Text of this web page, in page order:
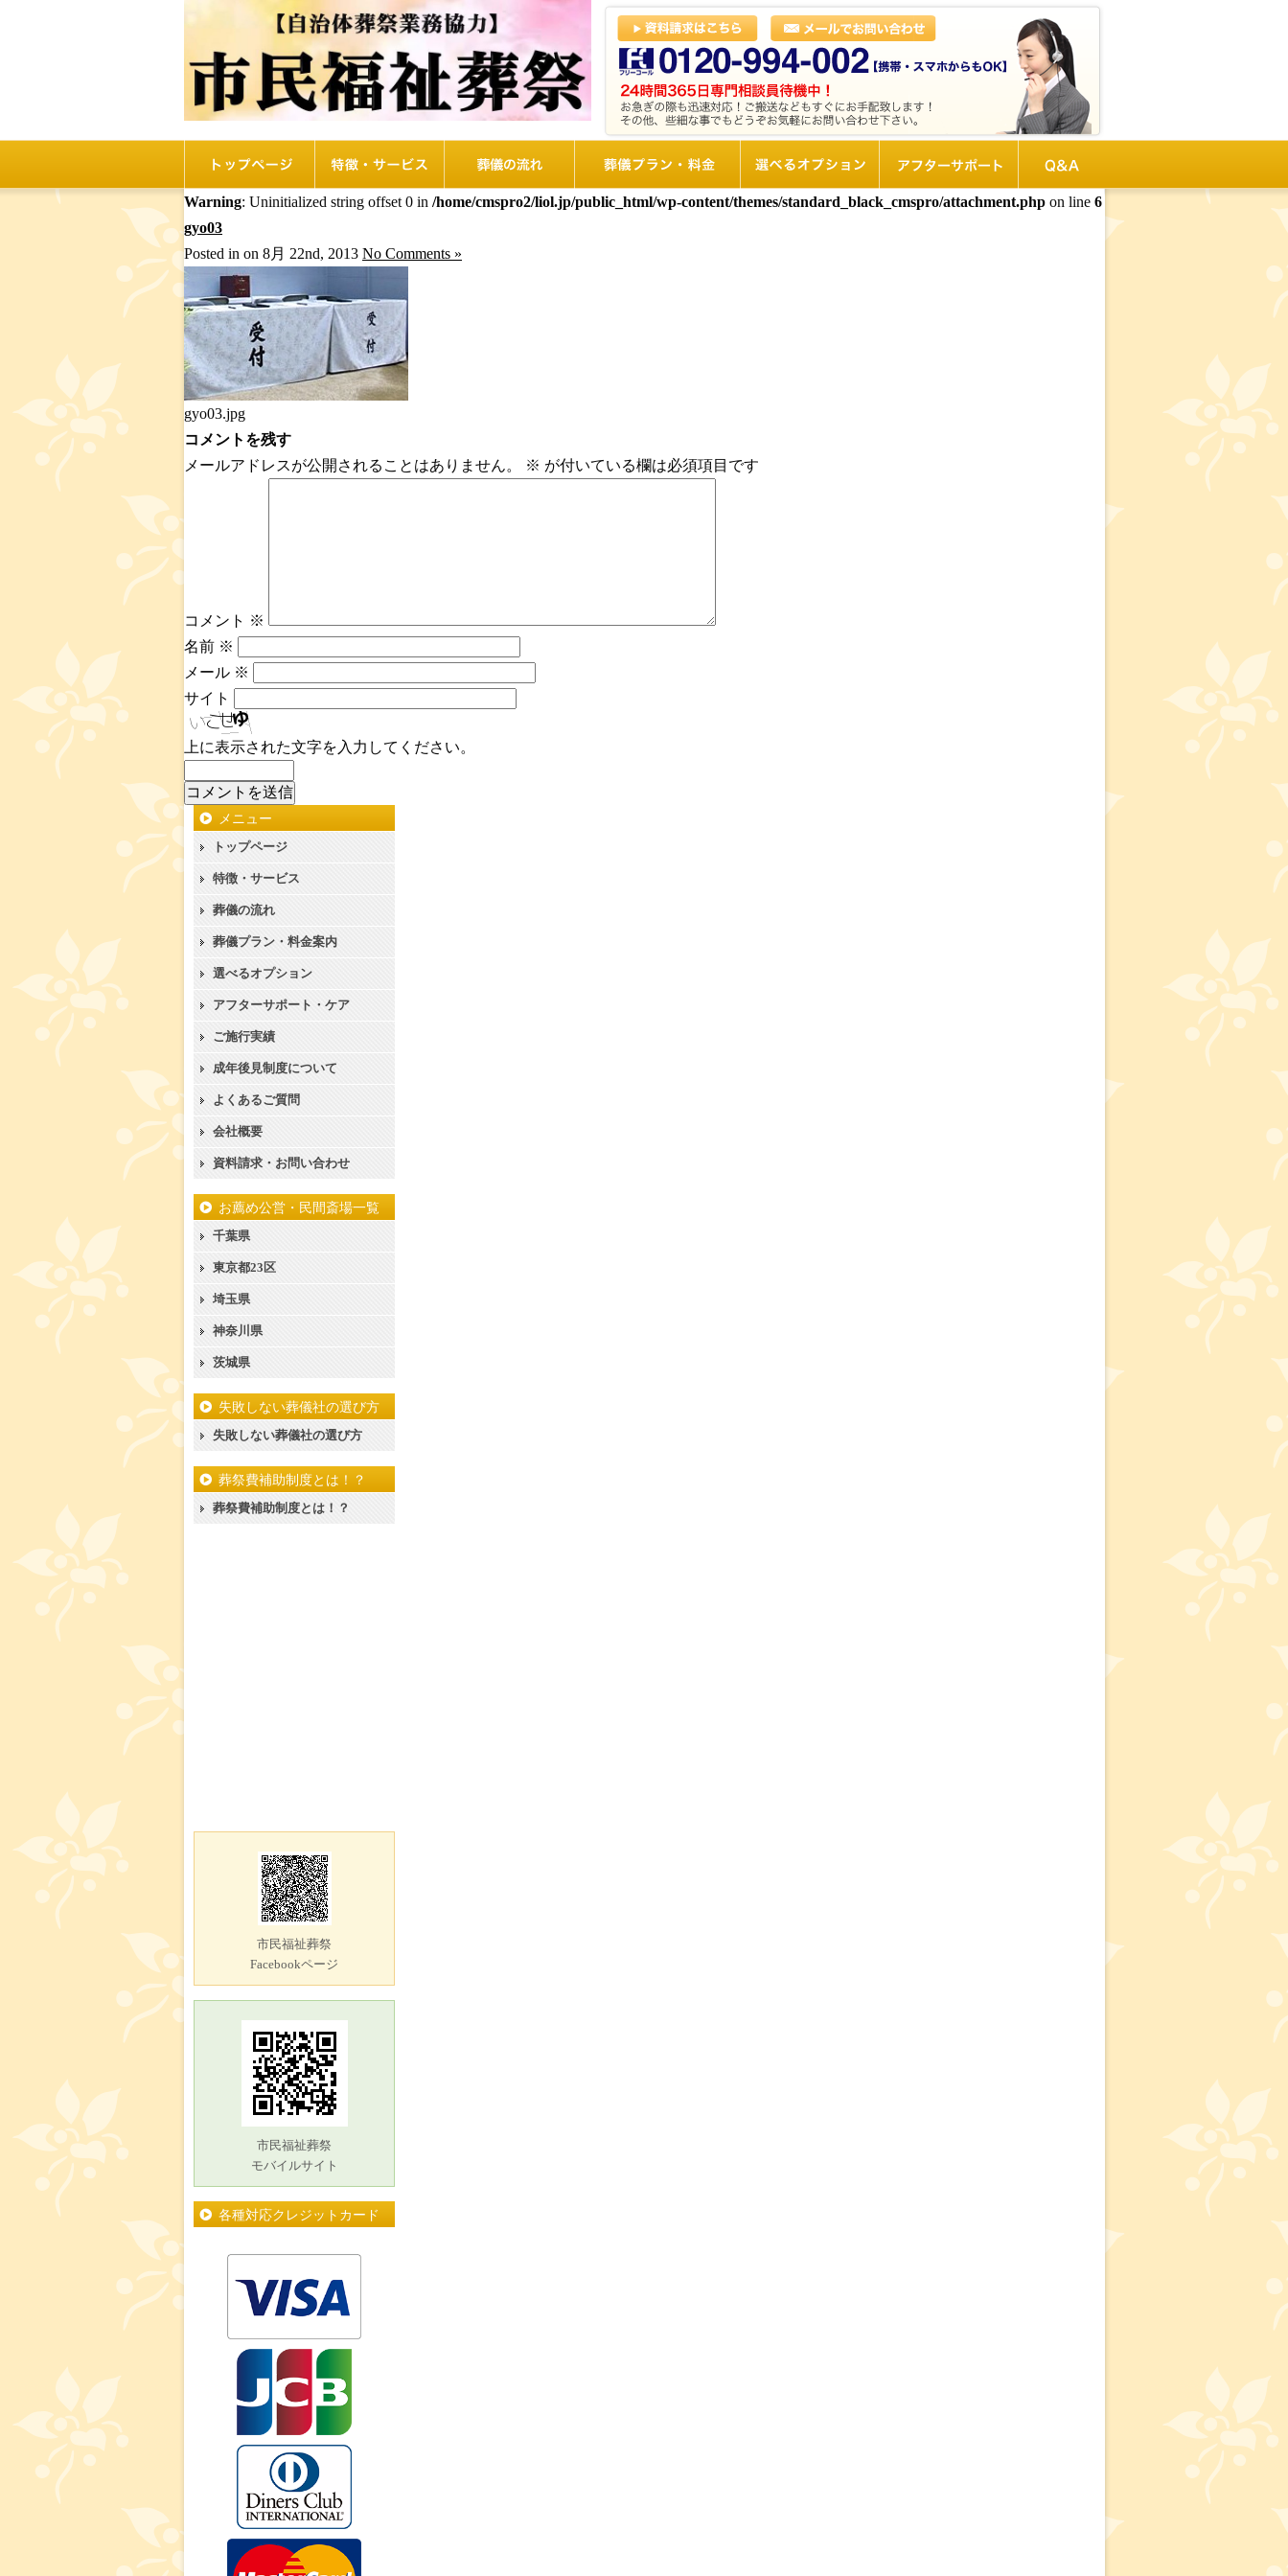
Warning: Uninitialized string offset 0 in /home/cmspro2/liol.jp/public_html/wp-content/themes/standard_black_cmspro/attachment.php on line 6
gyo03
Posted in on 8月 22nd, 2013 No Comments »
gyo03.jpg
コメントを残す
メールアドレスが公開されることはありません。
※ が付いている欄は必須項目です
コメント ※
名前 ※
メール ※
サイト
上に表示された文字を入力してください。
メニュー
トップページ
特徴・サービス
葬儀の流れ
葬儀プラン・料金案内
選べるオプション
アフターサポート・ケア
ご施行実績
成年後見制度について
よくあるご質問
会社概要
資料請求・お問い合わせ
お薦め公営・民間斎場一覧
千葉県
東京都23区
埼玉県
神奈川県
茨城県
失敗しない葬儀社の選び方
失敗しない葬儀社の選び方
葬祭費補助制度とは！？
葬祭費補助制度とは！？
市民福祉葬祭
Facebookページ
市民福祉葬祭
モバイルサイト
各種対応クレジットカード